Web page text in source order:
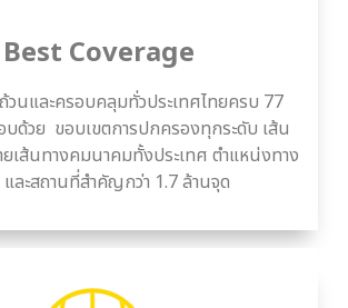
Best Coverage
นและครอบคลุมทั่วประเทศไทยครบ 77
บด้วย ขอบเขตการปกครองทุกระดับ เส้น
ยเส้นทางคมนาคมทั้งประเทศ ตำแหน่งทาง
ละสถานที่สำคัญกว่า 1.7 ล้านจุด